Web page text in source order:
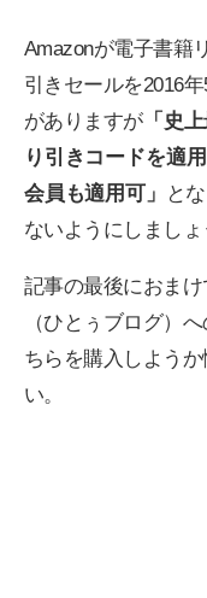
Amazonが電子書籍
引きセールを2016
がありますが「史上
り引きコードを適
会員も適用可」
と
ないようにしましょ
記事の最後におま
（ひとぅブログ）
ちらを購入しよう
い。